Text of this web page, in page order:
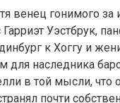
венец гонимого
Уэстбрук,
к Хоггу и
наследника
в той мысли,
почти